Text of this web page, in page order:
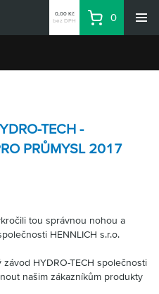
0,00 Kč
bez DPH
Košík
0
TECH -
PRŮMYSL 2017
tou správnou nohou a
HENNLICH s.r.o.
závod HYDRO-TECH společnosti
našim zákazníkům produkty